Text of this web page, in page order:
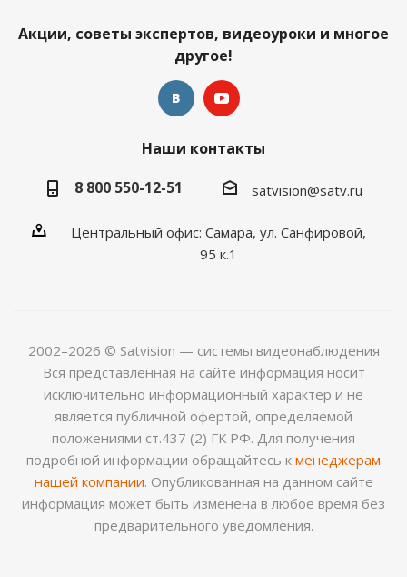
Акции, советы экспертов, видеоуроки и многое
другое!
Наши контакты
8 800 550-12-51
satvision@satv.ru
Центральный офис: Самара, ул. Санфировой,
95 к.1
2002–2026 © Satvision — системы видеонаблюдения
Вся представленная на сайте информация носит
исключительно информационный характер и не
является публичной офертой, определяемой
положениями ст.437 (2) ГК РФ. Для получения
подробной информации обращайтесь к менеджерам
нашей компании. Опубликованная на данном сайте
информация может быть изменена в любое время без
предварительного уведомления.